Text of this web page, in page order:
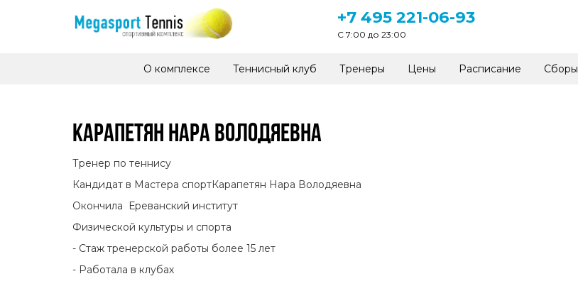
+7 495 221-06-93
C 7:00 до 23:00
О комплексе Теннисный клуб Тренеры Цены Расписание Сборы
КАРАПЕТЯН НАРА ВОЛОДЯЕВНА
Тренер по теннису
Кандидат в Мастера спортКарапетян Нара Володяевна
Окончила Ереванский институт
Физической культуры и спорта
- Стаж тренерской работы более 15 лет
- Работала в клубах